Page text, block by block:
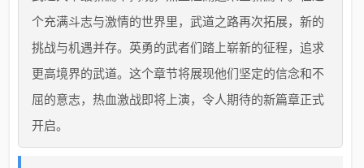
个充满斗志与激情的世界里，武道之路再次拓展，新的
挑战与机遇并存。英勇的武者们踏上崭新的征程，追求
更高境界的武道。这个章节将展现他们坚定的信念和不
屈的意志，热血激战即将上演，令人期待的新篇章正式
开启。